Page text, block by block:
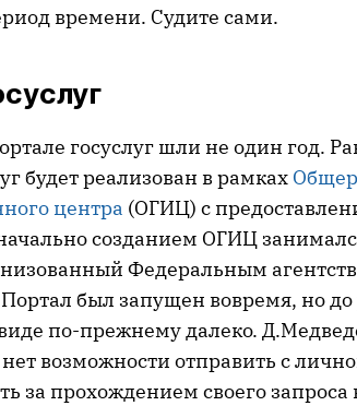
времени. Судите сами.
госуслуг шли не один год.
будет реализован в рамках
центра (ОГИЦ) с
созданием ОГИЦ
Федеральным
был запущен вовремя, но до
по-прежнему далеко.
возможности отправить с
за прохождением своего